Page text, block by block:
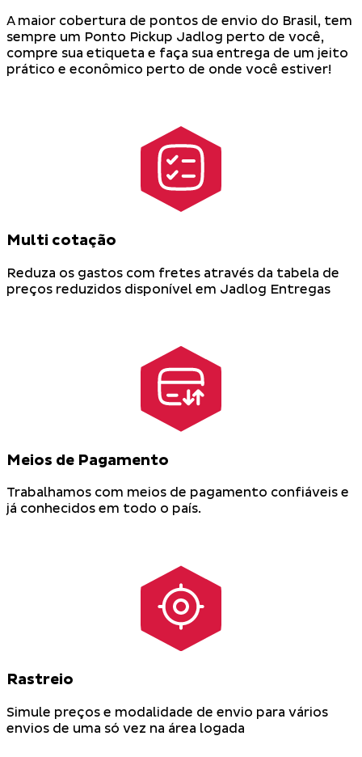
A maior cobertura de pontos de envio do Brasil, tem
sempre um Ponto Pickup Jadlog perto de você,
compre sua etiqueta e faça sua entrega de um jeito
prático e econômico perto de onde você estiver!
Multi cotação
Reduza os gastos com fretes através da tabela de
preços reduzidos disponível em Jadlog Entregas
Meios de Pagamento
Trabalhamos com meios de pagamento confiáveis e
já conhecidos em todo o país.
Rastreio
Simule preços e modalidade de envio para vários
envios de uma só vez na área logada